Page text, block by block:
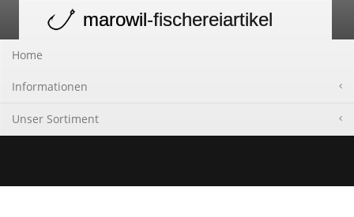
navigation
marowil-fischereiartikel
Home
Informationen
Unser Sortiment